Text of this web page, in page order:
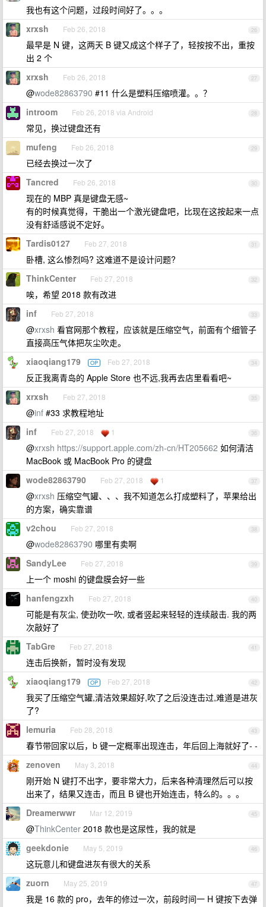
我也有这个问题，过段时间好了。。。
26
xrxsh Feb 26, 2018
最早是 N 键，这两天 B 键又成这个样子了，轻按按不出，重按
出 2 个
27
xrxsh Feb 26, 2018
@wode82863790 #11 什么是塑料压缩喷灌。。？
28
introom Feb 26, 2018 via Android
常见，换过键盘还有
29
mufeng Feb 26, 2018
已经去换过一次了
30
Tancred Feb 26, 2018
现在的 MBP 真是键盘无感~
有的时候真觉得，干脆出一个激光键盘吧，比现在这按起来一点
没有舒适感说不定好。
31
Tardis0127 Feb 27, 2018
卧槽, 这么惨烈吗? 这难道不是设计问题?
32
ThinkCenter Feb 27, 2018
唉，希望 2018 款有改进
33
inf Feb 27, 2018
@xrxsh 看官网那个教程，应该就是压缩空气，前面有个细管子
直接高压气体把灰尘吹走。
34
xiaoqiang179 OP Feb 27, 2018
反正我离青岛的 Apple Store 也不远,我再去店里看看吧~
35
xrxsh Feb 27, 2018
@inf #33 求教程地址
36
inf Feb 27, 2018 1
@xrxsh https://support.apple.com/zh-cn/HT205662 如何清洁
MacBook 或 MacBook Pro 的键盘
37
wode82863790 Feb 27, 2018 1
@xrxsh 压缩空气罐、、、我不知道怎么打成塑料了，苹果给出
的方案，确实靠谱
38
v2chou Feb 27, 2018
@wode82863790 哪里有卖啊
39
SandyLee Feb 27, 2018
上一个 moshi 的键盘膜会好一些
40
hanfengzxh Feb 27, 2018
可能是有灰尘, 使劲吹一吹, 或者竖起来轻轻的连续敲击. 我的两
次敲好了
41
TabGre Feb 27, 2018
连击后换新，暂时没有发现
42
xiaoqiang179 OP Feb 27, 2018
我买了压缩空气罐,清洁效果超好,吹了之后没连击过,难道是进灰
了?
43
lemuria Feb 28, 2018
春节带回家以后，b 键一定概率出现连击，年后回上海就好了- -
44
zenoven May 3, 2018
刚开始 N 键打不出字，要非常大力，后来各种清理然后可以按
出来了，结果又连击，而且 B 键也开始连击，特么的。。。
45
Dreamerwwr Mar 12, 2019
@ThinkCenter 2018 款也是这尿性，我的就是
46
geekdonie May 5, 2019
这玩意儿和键盘进灰有很大的关系
47
zuorn May 25, 2019
我是 16 款的 pro，去年的修过一次，前段时间一 H 键按下去弹